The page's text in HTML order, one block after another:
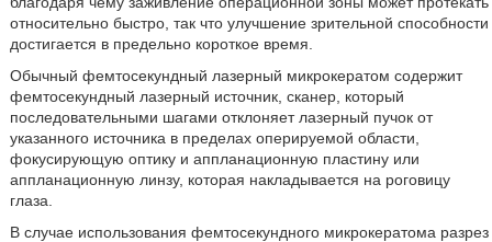
относительно быстро, так что улучшение зрительной способности
достигается в предельно короткое время.
Обычный фемтосекундный лазерный микрокератом содержит
фемтосекундный лазерный источник, сканер, который
последовательными шагами отклоняет лазерный пучок от
указанного источника в пределах оперируемой области,
фокусирующую оптику и аппланационную пластину или
аппланационную линзу, которая накладывается на роговицу
глаза.
В случае использования фемтосекундного микрокератома разрез